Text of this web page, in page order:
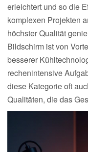
erleichtert und so die
komplexen Projekten
höchster Qualität
Bildschirm ist von
besserer
rechenintensive
diese Kategorie oft
Qualitäten, die das